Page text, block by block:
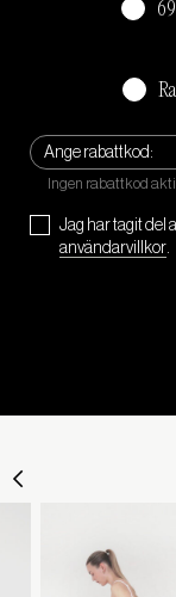
Ange rabattkod:
Jag har tagit del
användarvillkor.